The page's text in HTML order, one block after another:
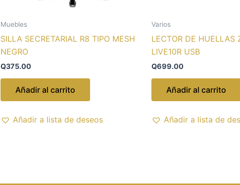
Muebles
SILLA SECRETARIAL R8 TIPO MESH
NEGRO
Q375.00
Añadir al carrito
Añadir a lista de deseos
Varios
LECTOR DE HUELLAS
LIVE10R USB
Q699.00
Añadir al carrito
Añadir a lista de